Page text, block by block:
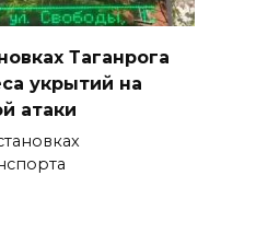
Таганрога
укрытий на
атаки